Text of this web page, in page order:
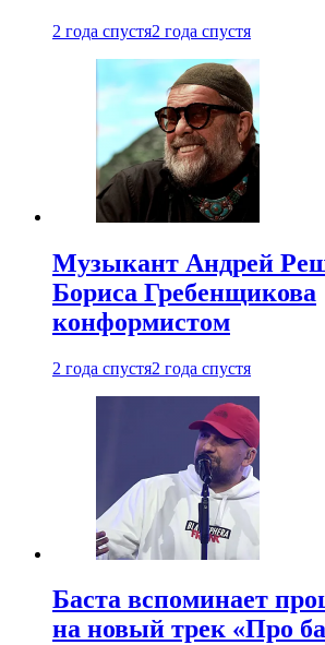
2 года спустя2 года спустя
Музыкант Андрей
Бориса Гребенщикова
конформистом
2 года спустя2 года спустя
Баста вспоминает
на новый трек «Про